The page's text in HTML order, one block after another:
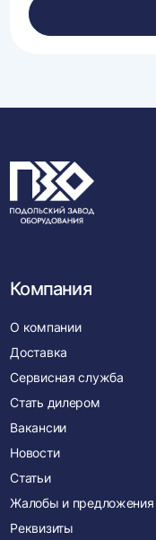
персональных
данных.
Компания
О компании
Доставка
Сервисная служба
Стать дилером
Вакансии
Новости
Статьи
Жалобы и предложения
Реквизиты